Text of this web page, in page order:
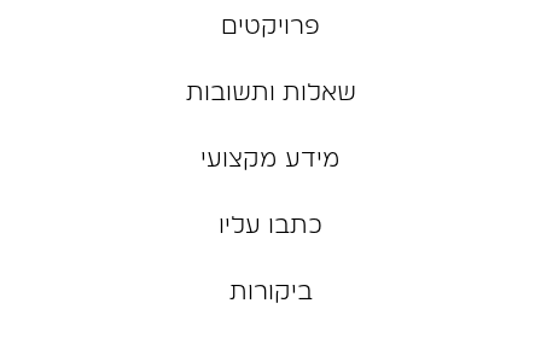
פרויקטים
שאלות ותשובות
מידע מקצועי
כתבו עליו
ביקורות